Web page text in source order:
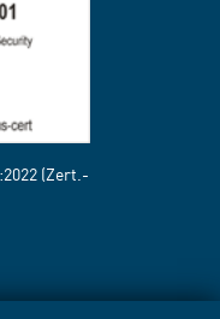
(Zert.-